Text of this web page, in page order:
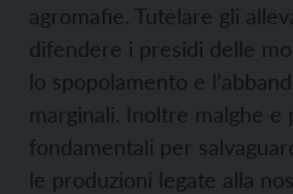
agromafie. Tutelare gli
difendere i presidi delle
lo spopolamento e
marginali. Inoltre malghe e
fondamentali per
le produzioni legate alla